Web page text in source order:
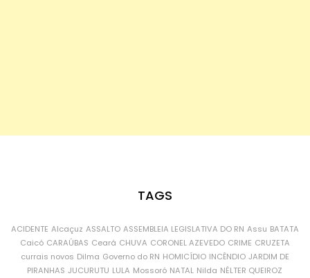
TAGS
ACIDENTE Alcaçuz ASSALTO ASSEMBLEIA LEGISLATIVA DO RN Assu BATATA
Caicó CARAÚBAS Ceará CHUVA CORONEL AZEVEDO CRIME CRUZETA
currais novos Dilma Governo do RN HOMICÍDIO INCÊNDIO JARDIM DE
PIRANHAS JUCURUTU LULA Mossoró NATAL Nilda NÉLTER QUEIROZ